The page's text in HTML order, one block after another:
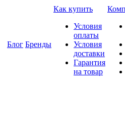
Блог Бренды
Как купить
Условия
оплаты
Условия
доставки
Гарантия
на товар